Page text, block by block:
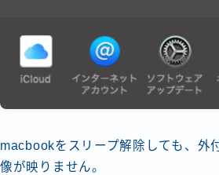
内部リンク
利用規約／特定商取引法に基づく表
有料記事の決済完了ページ
格安モバイルルーターで便利にす
第1回のざわナイト！パパママブロ
ターのための子連れ作業会
macbookをスリープ解除しても、外
像が映りません。